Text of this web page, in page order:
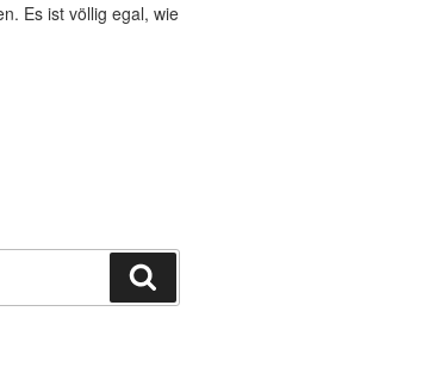
Es ist völlig egal, wie